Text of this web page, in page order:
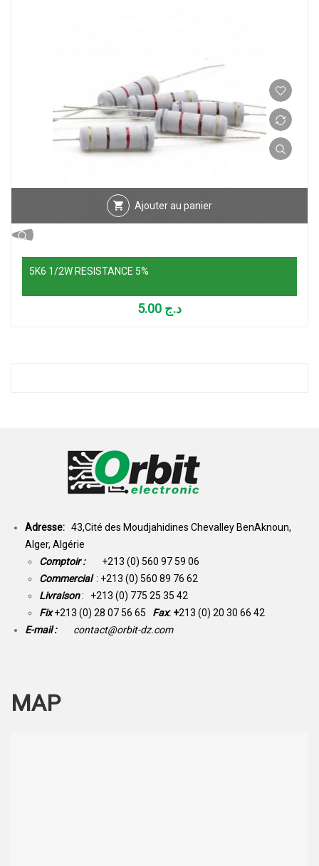
Ajouter au panier
5K6 1/2W RESISTANCE 5%
د.ج
Adresse: 43,Cité des Moudjahidines Chevalley BenAknoun,
Alger, Algérie
Comptoir : +213 (0) 560 97 59 06
Commercial : +213 (0) 560 89 76 62
Livraison: +213 (0) 775 25 35 42
Fix +213 (0) 28 07 56 65 Fax: +213 (0) 20 30 66 42
E-mail :
contact@orbit-dz.com
MAP